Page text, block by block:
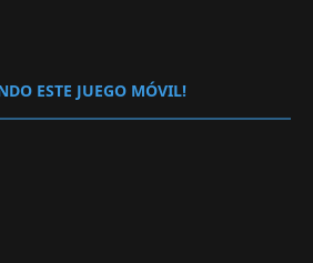
ESTE JUEGO MÓVIL!